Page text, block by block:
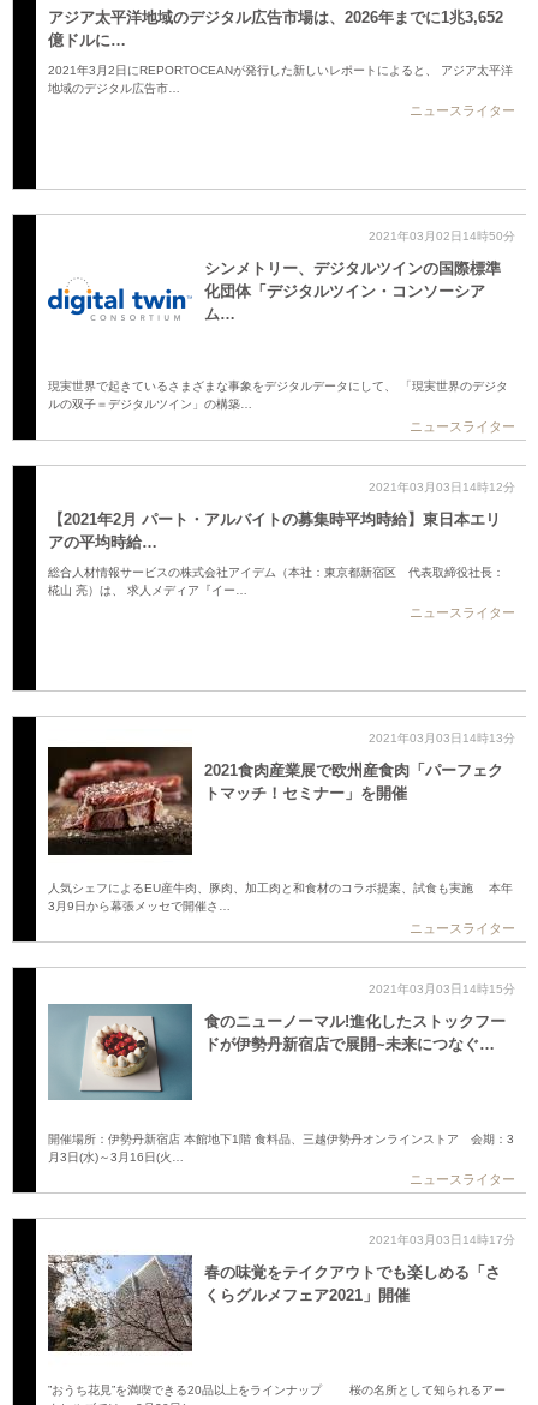
アジア太平洋地域のデジタル広告市場は、2026年までに1兆3,652
億ドルに…
2021年3月2日にREPORTOCEANが発行した新しいレポートによると、 アジア太平洋
地域のデジタル広告市…
ニュースライター
2021年03月02日14時50分
シンメトリー、デジタルツインの国際標準
化団体「デジタルツイン・コンソーシア
ム…
現実世界で起きているさまざまな事象をデジタルデータにして、 「現実世界のデジタ
ルの双子＝デジタルツイン」の構築…
ニュースライター
2021年03月03日14時12分
【2021年2月 パート・アルバイトの募集時平均時給】東日本エリ
アの平均時給…
総合人材情報サービスの株式会社アイデム（本社：東京都新宿区 代表取締役社長：
椛山 亮）は、 求人メディア『イー…
ニュースライター
2021年03月03日14時13分
2021食肉産業展で欧州産食肉「パーフェク
トマッチ！セミナー」を開催
人気シェフによるEU産牛肉、豚肉、加工肉と和食材のコラボ提案、試食も実施 本年
3月9日から幕張メッセで開催さ…
ニュースライター
2021年03月03日14時15分
食のニューノーマル!進化したストックフー
ドが伊勢丹新宿店で展開~未来につなぐ…
開催場所：伊勢丹新宿店 本館地下1階 食料品、三越伊勢丹オンラインストア 会期：3
月3日(水)～3月16日(火…
ニュースライター
2021年03月03日14時17分
春の味覚をテイクアウトでも楽しめる「さ
くらグルメフェア2021」開催
”おうち花見”を満喫できる20品以上をラインナップ 桜の名所として知られるアー